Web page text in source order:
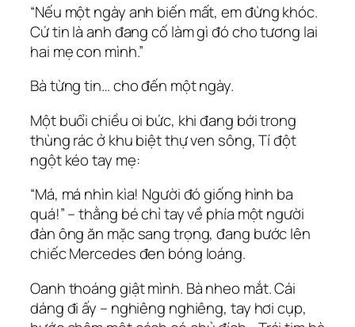
“Nếu một ngày anh biến mất, em đừng khóc.
Cứ tin là anh đang cố làm gì đó cho tương lai
hai mẹ con mình.”
Bà từng tin… cho đến một ngày.
Một buổi chiều oi bức, khi đang bới trong
thùng rác ở khu biệt thự ven sông, Tí đột
ngột kéo tay mẹ:
“Má, má nhìn kìa! Người đó giống hình ba
quá!” – thằng bé chỉ tay về phía một người
đàn ông ăn mặc sang trọng, đang bước lên
chiếc Mercedes đen bóng loáng.
Oanh thoáng giật mình. Bà nheo mắt. Cái
dáng đi ấy – nghiêng nghiêng, tay hơi cụp,